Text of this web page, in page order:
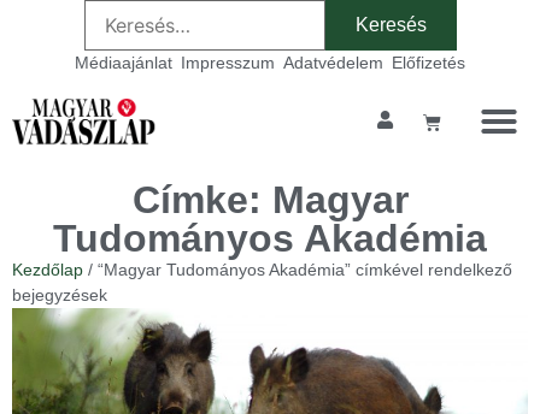
Médiaajánlat Impresszum Adatvédelem Előfizetés
Címke: Magyar
Tudományos Akadémia
Kezdőlap / “Magyar Tudományos Akadémia” címkével rendelkező
bejegyzések